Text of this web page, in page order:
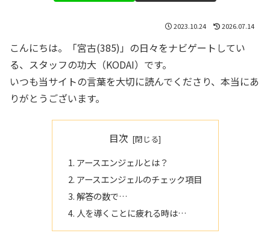
2023.10.24 2026.07.14
こんにちは。「宮古(385)」の日々をナビゲートしてい
る、スタッフの功大（KODAI）です。
いつも当サイトの言葉を大切に読んでくださり、本当にあ
りがとうございます。
目次
アースエンジェルとは？
アースエンジェルのチェック項目
解答の数で…
人を導くことに疲れる時は…